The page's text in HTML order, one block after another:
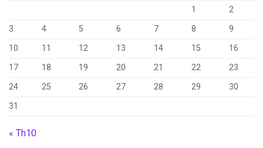
1
2
3
4 5 6 7 8
9
10
11 12 13 14 15
16
17
18 19 20 21 22
23
24
25 26 27 28 29
30
31
« Th10